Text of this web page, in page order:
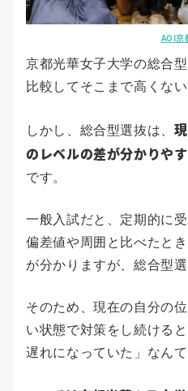
AOI京
京都光華女子大学の総合
比較してそこまで高くな
しかし、総合型選抜は、
のレベルの差が分かりや
です。
一般入試だと、定期的に
偏差値や周囲と比べたと
が分かりますが、総合型
そのため、現在の自分の
い状態で対策をし続ける
遅れになっていた」なん